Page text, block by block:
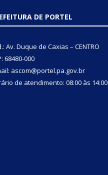
DE PORTEL
Av. Duque de Caxias – CENTRO
68480-000
ascom@portel.pa.gov.br
de atendimento: 08:00 às 14:00